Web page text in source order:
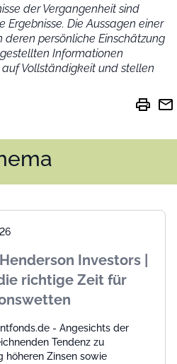
der Vergangenheit sind
Die Aussagen einer
persönliche Einschätzung
Informationen
Vollständigkeit und stellen
print mail
Investors |
richtige Zeit für
- Angesichts der
Tendenz zu
höheren Zinsen sowie